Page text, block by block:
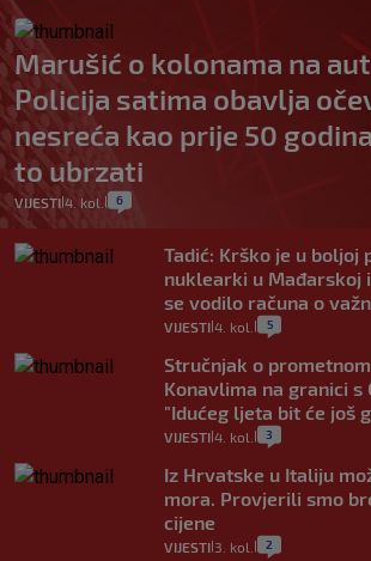
Marušić o kolonama na
Policija satima obavlja
nesreća kao prije 50
to ubrzati
VIJESTI 4. kol. 6
Tadić: Krško je u boljoj
nuklearki u Mađarskoj
se vodilo računa o
VIJESTI 4. kol. 5
Stručnjak o
Konavlima na granici s
"Idućeg ljeta bit će još
VIJESTI 4. kol. 3
Iz Hrvatske u Italiju
mora. Provjerili smo
cijene
VIJESTI 3. kol. 2